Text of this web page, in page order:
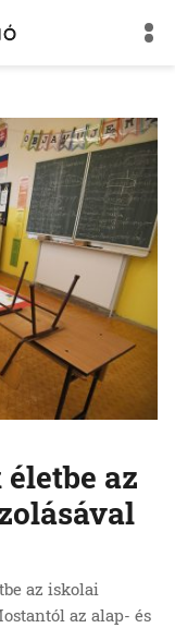
az
az iskolai
az alap- és